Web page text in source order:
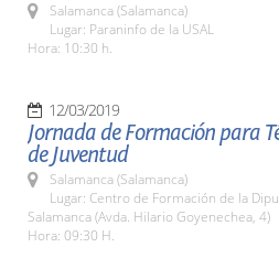
Salamanca (Salamanca)
Lugar: Paraninfo de la USAL
Hora: 10:30 h.
12/03/2019
Jornada de Formación para
de Juventud
Salamanca (Salamanca)
Lugar: Centro de Formación de la
Salamanca (Avda. Hilario Goyenechea, 4)
Hora: 09:30 H.